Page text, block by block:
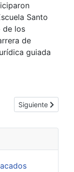
Santo
de los
de
guiada
Rosa del Aguaray
Artículo
Siguiente